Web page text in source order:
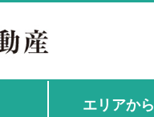
エリアか